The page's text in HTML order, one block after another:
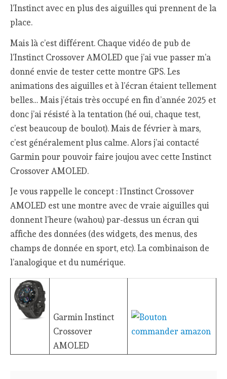
l’Instinct avec en plus des aiguilles qui prennent de la
place.
Mais là c’est différent. Chaque vidéo de pub de
l’Instinct Crossover AMOLED que j’ai vue passer m’a
donné envie de tester cette montre GPS. Les
animations des aiguilles et à l’écran étaient tellement
belles… Mais j’étais très occupé en fin d’année 2025 et
donc j’ai résisté à la tentation (hé oui, chaque test,
c’est beaucoup de boulot). Mais de février à mars,
c’est généralement plus calme. Alors j’ai contacté
Garmin pour pouvoir faire joujou avec cette Instinct
Crossover AMOLED.
Je vous rappelle le concept : l’Instinct Crossover
AMOLED est une montre avec de vraie aiguilles qui
donnent l’heure (wahou) par-dessus un écran qui
affiche des données (des widgets, des menus, des
champs de donnée en sport, etc). La combinaison de
l’analogique et du numérique.
Garmin Instinct
Crossover
AMOLED